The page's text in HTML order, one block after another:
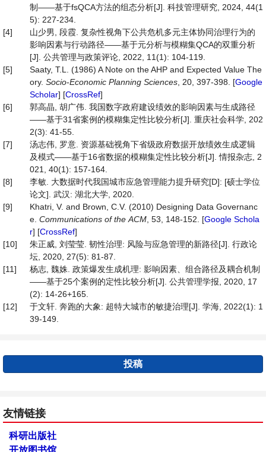
制——基于fsQCA方法的组态分析[J]. 科技管理研究, 2024, 44(1
5): 227-234.
[4]
山少男, 段霞. 复杂性视角下公共危机多元主体协同治理行为的
影响因素与行动路径——基于元分析与模糊集QCA的双重分析
[J]. 公共管理与政策评论, 2022, 11(1): 104-119.
[5]
Saaty, T.L. (1986) A Note on the AHP and Expected Value The
ory. Socio-Economic Planning Sciences , 20, 397-398. [Google
Scholar] [CrossRef]
[6]
郭高晶, 胡广伟. 我国数字政府建设绩效的影响因素与生成路径
——基于31省案例的模糊集定性比较分析[J]. 重庆社会科学, 202
2(3): 41-55.
[7]
汤志伟, 罗意. 资源基础视角下省级政府数据开放绩效生成逻辑
及模式——基于16省数据的模糊集定性比较分析[J]. 情报杂志, 2
021, 40(1): 157-164.
[8]
李敏. 大数据时代我国城市应急管理能力提升研究[D]: [硕士学位
论文]. 武汉: 湖北大学, 2020.
[9]
Khatri, V. and Brown, C.V. (2010) Designing Data Governanc
e. Communications of the ACM , 53, 148-152. [Google Schola
r] [CrossRef]
[10]
朱正威, 刘莹莹. 韧性治理: 风险与应急管理的新路径[J]. 行政论
坛, 2020, 27(5): 81-87.
[11]
杨志, 魏姝. 政策爆发生成机理: 影响因素、组合路径及耦合机制
——基于25个案例的定性比较分析[J]. 公共管理学报, 2020, 17
(2): 14-26+165.
[12]
于文轩. 奔跑的大象: 超特大城市的敏捷治理[J]. 学海, 2022(1): 1
39-149.
投稿
友情链接
科研出版社
开放图书馆